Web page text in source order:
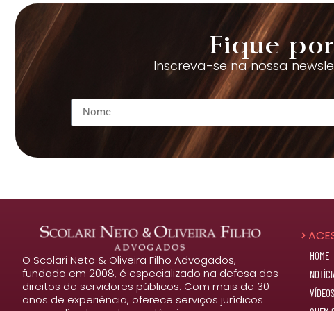
Fique
Inscreva-se na nossa
O Scolari Neto & Oliveira Filho Advogados,
fundado em 2008, é especializado na defesa dos
direitos de servidores públicos. Com mais de 30
anos de experiência, oferece serviços jurídicos
HOME
VÍDEOS